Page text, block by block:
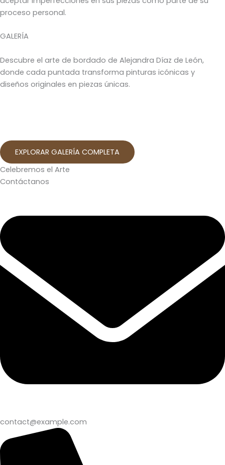
proceso personal.
GALERÍA
Descubre el arte de bordado de Alejandra Díaz de León,
donde cada puntada transforma pinturas icónicas y
diseños originales en piezas únicas.
EXPLORAR GALERÍA COMPLETA
Celebremos el Arte
Contáctanos
contact@example.com